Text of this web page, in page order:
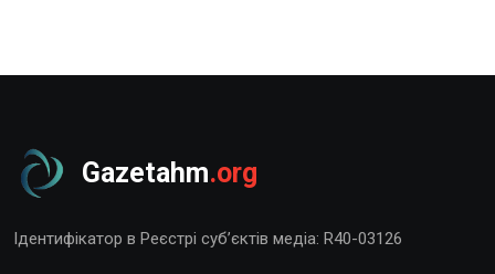
Gazetahm.org
Ідентифікатор в Реєстрі суб’єктів медіа: R40-03126